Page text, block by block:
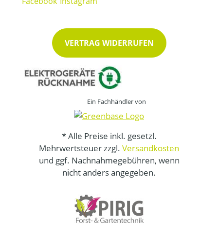
VERTRAG WIDERRUFEN
Ein Fachhändler von
* Alle Preise inkl. gesetzl.
Mehrwertsteuer zzgl. Versandkosten
und ggf. Nachnahmegebühren, wenn
nicht anders angegeben.